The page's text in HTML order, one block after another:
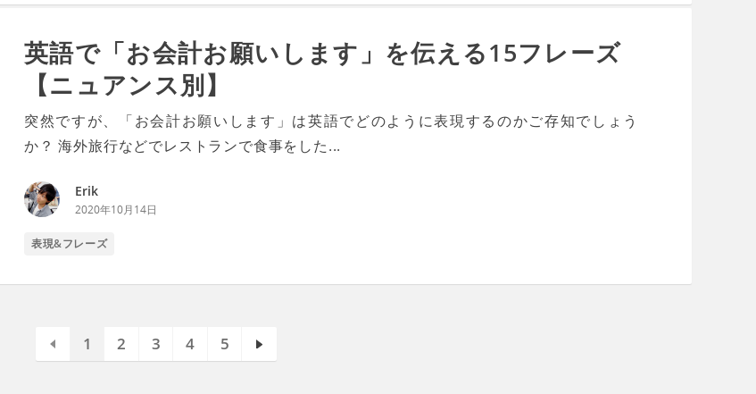
英語で「お会計お願いします」を伝える15フレーズ
【ニュアンス別】
突然ですが、「お会計お願いします」は英語でどのように表現するのかご存知でしょう
か？ 海外旅行などでレストランで食事をした...
Erik
2020年10月14日
表現&フレーズ
1 2 3 4 5